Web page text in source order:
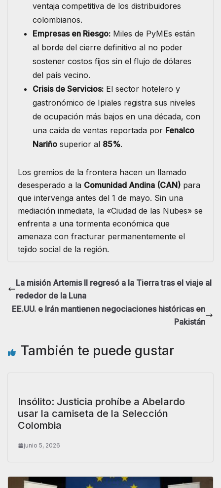
ventaja competitiva de los distribuidores
colombianos.
Empresas en Riesgo: Miles de PyMEs están
al borde del cierre definitivo al no poder
sostener costos fijos sin el flujo de dólares
del país vecino.
Crisis de Servicios: El sector hotelero y
gastronómico de Ipiales registra sus niveles
de ocupación más bajos en una década, con
una caída de ventas reportada por Fenalco
Nariño superior al 85%.
​Los gremios de la frontera hacen un llamado
desesperado a la Comunidad Andina (CAN) para
que intervenga antes del 1 de mayo. Sin una
mediación inmediata, la «Ciudad de las Nubes» se
enfrenta a una tormenta económica que
amenaza con fracturar permanentemente el
tejido social de la región.
La misión Artemis II regresó a la Tierra tras el viaje al
rededor de la Luna
EE.UU. e Irán mantienen negociaciones históricas en
Pakistán
También te puede gustar
Insólito: Justicia prohíbe a Abelardo
usar la camiseta de la Selección
Colombia
junio 5, 2026